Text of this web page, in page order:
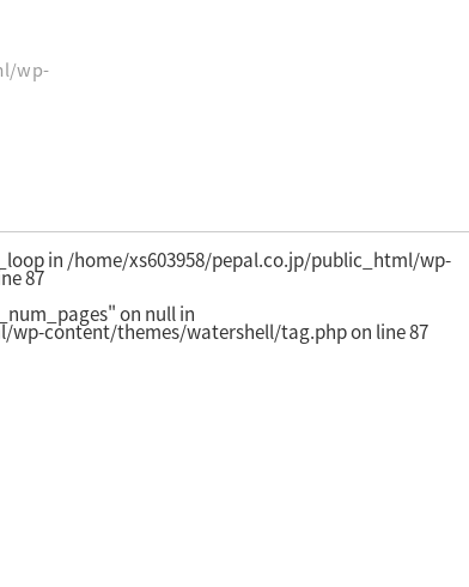
wp-
in /home/xs603958/pepal.co.jp/public_html/wp-
87
on null in
wp-content/themes/watershell/tag.phpon line87